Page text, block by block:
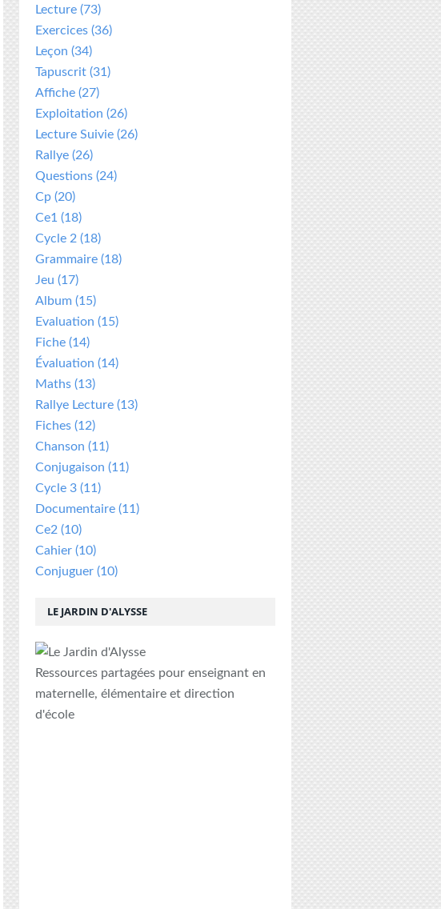
LE JARDIN D'ALYSSE
Ressources partagées pour enseignant en
maternelle, élémentaire et direction
d'école
Lecture (73)
Exercices (36)
Leçon (34)
Tapuscrit (31)
Affiche (27)
Exploitation (26)
Lecture Suivie (26)
Rallye (26)
Questions (24)
Cp (20)
Ce1 (18)
Cycle 2 (18)
Grammaire (18)
Jeu (17)
Album (15)
Evaluation (15)
Fiche (14)
Évaluation (14)
Maths (13)
Rallye Lecture (13)
Fiches (12)
Chanson (11)
Conjugaison (11)
Cycle 3 (11)
Documentaire (11)
Ce2 (10)
Cahier (10)
Conjuguer (10)